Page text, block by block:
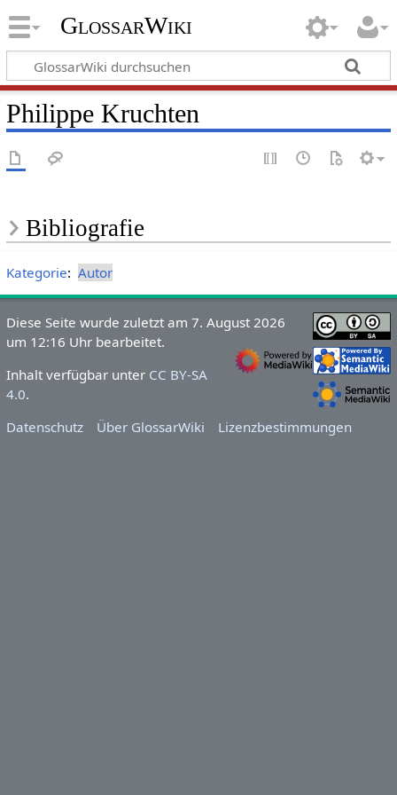
GlossarWiki
Philippe Kruchten
Bibliografie
Kategorie: Autor
Diese Seite wurde zuletzt am 7. August 2026
um 12:16 Uhr bearbeitet.
Inhalt verfügbar unter CC BY-SA
4.0.
Datenschutz
Über GlossarWiki Lizenzbestimmungen